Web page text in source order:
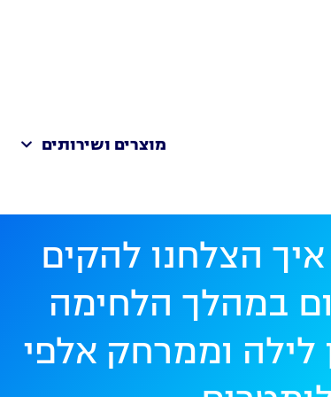
מוצרים ושירותים
הצלחנו להקים
במהלך הלחימה
לילה וממרחק אלפי